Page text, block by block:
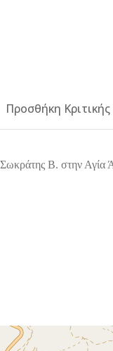
Προσθήκη Κριτικής
Β. στην Αγία